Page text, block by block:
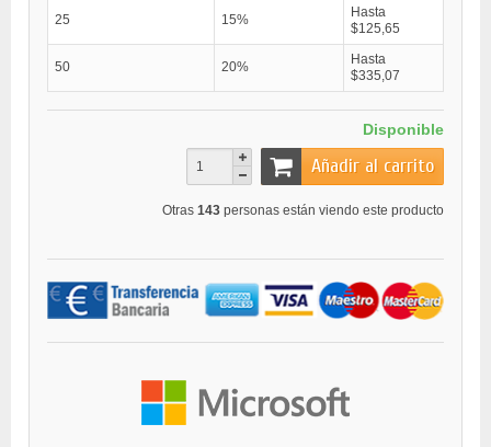
25 15%
Hasta
$125,65
50 20%
Hasta
$335,07
Disponible
Añadir al carrito
Otras 143 personas están viendo este producto